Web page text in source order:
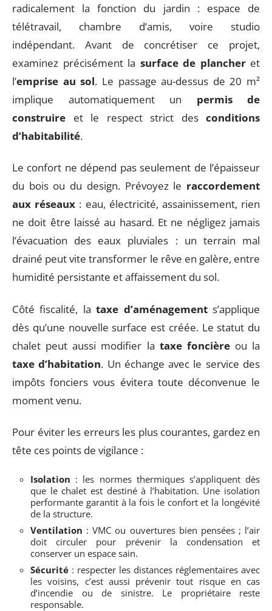
radicalement la fonction du jardin : espace de
télétravail, chambre d’amis, voire studio
indépendant. Avant de concrétiser ce projet,
examinez précisément la surface de plancheret
l’emprise au sol. Le passage au-dessus de 20 m²
implique automatiquement un permis de
construire et le respect strict des conditions
d’habitabilité.
Le confort ne dépend pas seulement de l’épaisseur
du bois ou du design. Prévoyez le raccordement
aux réseaux : eau, électricité, assainissement, rien
ne doit être laissé au hasard. Et ne négligez jamais
l’évacuation des eaux pluviales : un terrain mal
drainé peut vite transformer le rêve en galère, entre
humidité persistante et affaissement du sol.
Côté fiscalité, lataxe d’aménagements’applique
dès qu’une nouvelle surface est créée. Le statut du
chalet peut aussi modifier la taxe foncièreou la
taxe d’habitation. Un échange avec le service des
impôts fonciers vous évitera toute déconvenue le
moment venu.
Pour éviter les erreurs les plus courantes, gardez en
tête ces points de vigilance :
Isolation : les normes thermiques s’appliquent dès
que le chalet est destiné à l’habitation. Une isolation
performante garantit à la fois le confort et la longévité
de la structure.
Ventilation : VMC ou ouvertures bien pensées ; l’air
doit circuler pour prévenir la condensation et
conserver un espace sain.
Sécurité : respecter les distances réglementaires avec
les voisins, c’est aussi prévenir tout risque en cas
d’incendie ou de sinistre. Le propriétaire reste
responsable.